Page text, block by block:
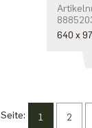
640 x
Seite: 1 2